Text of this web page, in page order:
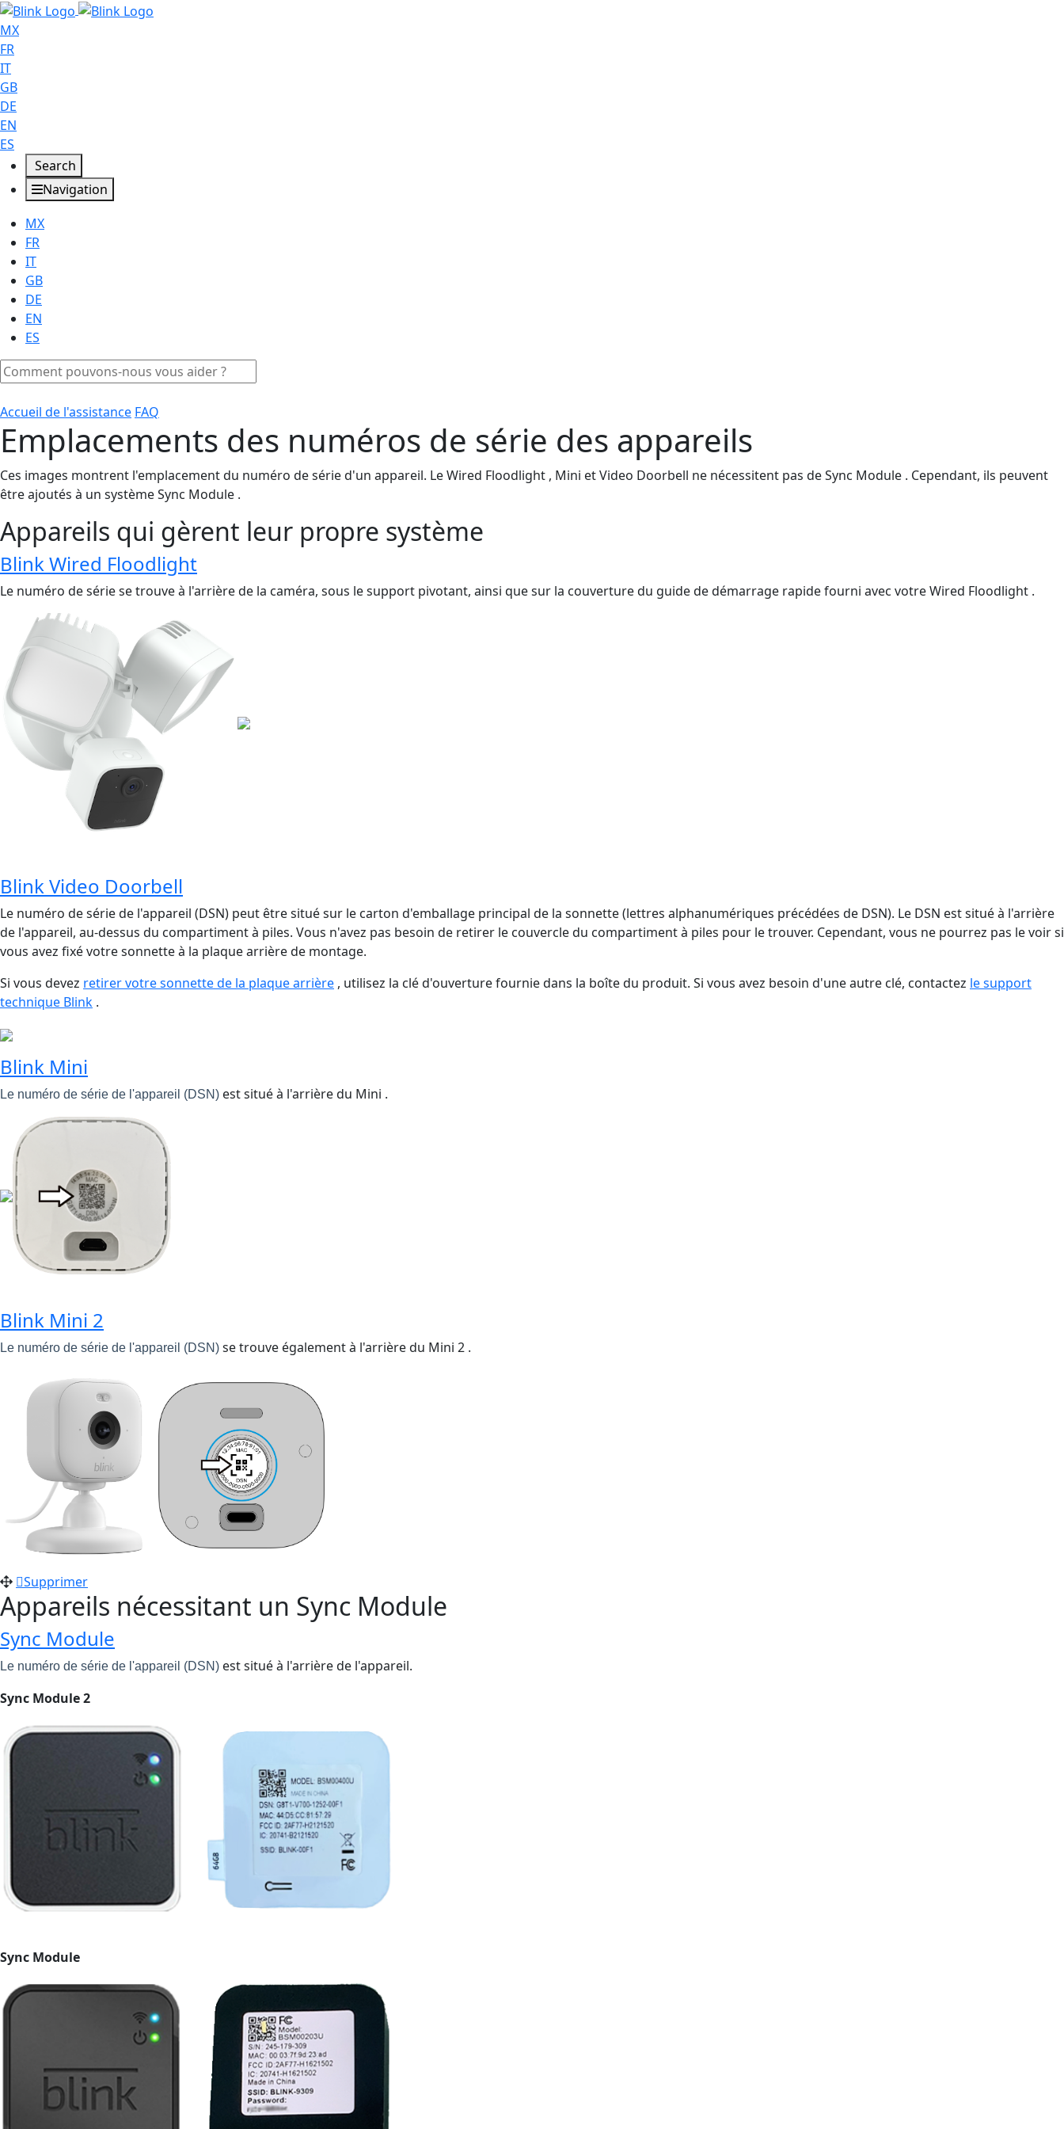
MX
FR
IT
GB
DE
EN
ES
Search
Navigation
MX
FR
IT
GB
DE
EN
ES
Accueil de l'assistance FAQ
Emplacements des numéros de série des appareils
Ces images montrent l'emplacement du numéro de série d'un appareil. Le Wired Floodlight , Mini et Video Doorbell ne nécessitent pas de Sync Module . Cependant, ils peuvent
être ajoutés à un système Sync Module .
Appareils qui gèrent leur propre système
Blink Wired Floodlight
Le numéro de série se trouve à l'arrière de la caméra, sous le support pivotant, ainsi que sur la couverture du guide de démarrage rapide fourni avec votre Wired Floodlight .
Blink Video Doorbell
Le numéro de série de l'appareil (DSN) peut être situé sur le carton d'emballage principal de la sonnette (lettres alphanumériques précédées de DSN). Le DSN est situé à l'arrière
de l'appareil, au-dessus du compartiment à piles. Vous n'avez pas besoin de retirer le couvercle du compartiment à piles pour le trouver. Cependant, vous ne pourrez pas le voir si
vous avez fixé votre sonnette à la plaque arrière de montage.
Si vous devez retirer votre sonnette de la plaque arrière , utilisez la clé d'ouverture fournie dans la boîte du produit. Si vous avez besoin d'une autre clé, contactez le support
technique Blink .
Blink Mini
Le numéro de série de l'appareil (DSN) est situé à l'arrière du Mini .
Blink Mini 2
Le numéro de série de l'appareil (DSN) se trouve également à l'arrière du Mini 2 .
Supprimer
Appareils nécessitant un Sync Module
Sync Module
Le numéro de série de l'appareil (DSN) est situé à l'arrière de l'appareil.
Sync Module 2
Sync Module